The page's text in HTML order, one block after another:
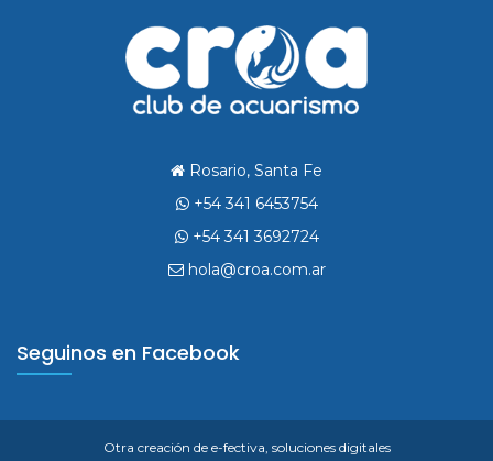
Rosario, Santa Fe
+54 341 6453754
+54 341 3692724
hola@croa.com.ar
Seguinos en Facebook
Otra creación de e-fectiva, soluciones digitales